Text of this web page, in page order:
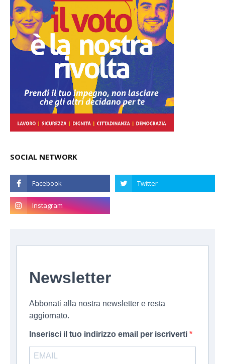
SOCIAL NETWORK
Newsletter
Abbonati alla nostra newsletter e resta
aggiornato.
Inserisci il tuo indirizzo email per iscriverti